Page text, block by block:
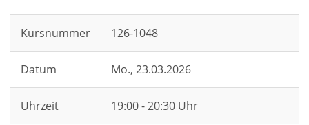
Kursnummer 126-1048
Datum Mo., 23.03.2026
Uhrzeit 19:00 - 20:30 Uhr